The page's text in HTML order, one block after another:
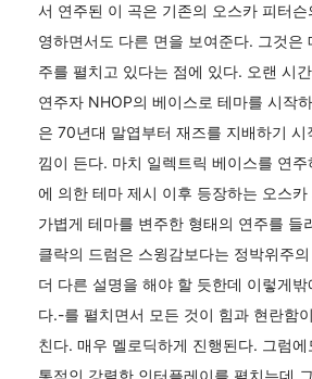
서 연주된 이 곡은 기존의 오스카 피터
영하면서도 다른 면을 보여준다. 그것은
주를 펼치고 있다는 점에 있다. 오랜 시
연주자 NHOP의 베이스로 테마를 시작
은 70년대 말엽부터 재즈를 지배하기 시
낌이 든다. 마치 일렉트릭 베이스를 연
에 의한 테마 제시 이후 등장하는 오스카
가볍게 테마를 변주한 형태의 연주를 들
클락의 드럼은 스윙감보다는 정박위주
더 다른 설명을 해야 할 듯한데 이렇게
다.-를 펼치면서 모든 것이 힘과 현란함
친다. 매우 멜로딕하게 진행된다. 그럼
통적인 강렬한 인터플레이를 펼치는데